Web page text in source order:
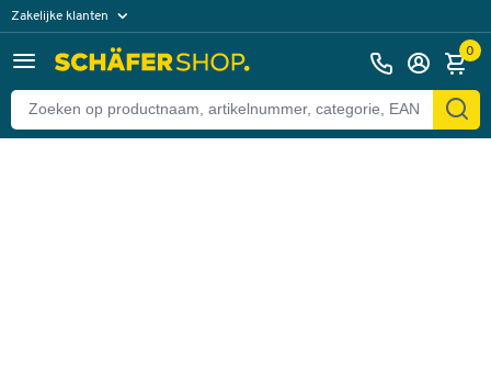
Zakelijke klanten
Particuliere klanten 0
Terug